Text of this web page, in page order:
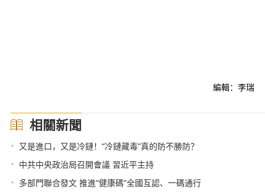
編輯：李瑞
相關新聞
• 又是進口，又是冷鏈！“冷鏈藏毒”真的防不勝防？
• 中共中央政治局召開會議 習近平主持
• 多部門聯合發文 推進“健康碼”全國互認、一碼通行